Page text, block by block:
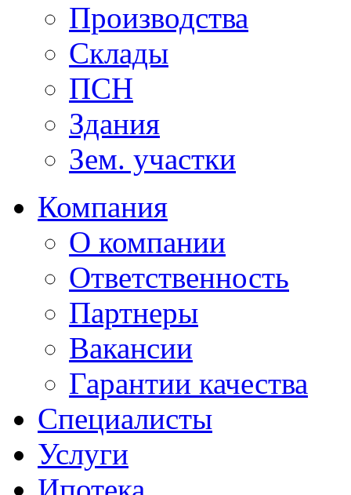
Производства
Склады
ПСН
Здания
Зем. участки
Компания
О компании
Ответственность
Партнеры
Вакансии
Гарантии качества
Специалисты
Услуги